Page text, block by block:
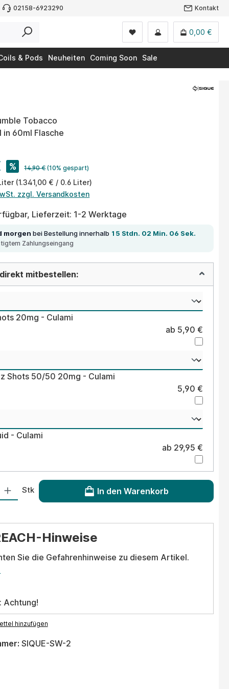
02158-6923290 Kontakt
0,00 €
& Pods Neuheiten Coming Soon Sale
Tobacco
in 60ml Flasche
% 14,90 € (10% gespart)
(1.341,00 € / 0.6 Liter)
zzgl. Versandkosten
Lieferzeit: 1-2 Werktage
morgen bei Bestellung innerhalb 15 Stdn. 02 Min. 06 Sek.
Zahlungseingang
mitbestellen:
20mg - Culami
ab 5,90 €
Shots 50/50 20mg - Culami
5,90 €
- Culami
ab 29,95 €
den gewünschten Wert ein oder benutze die Schaltflächen um die
Stk In den Warenkorb
Hinweise
Sie die Gefahrenhinweise zu diesem Artikel.
Achtung!
hinzufügen
SIQUE-SW-2